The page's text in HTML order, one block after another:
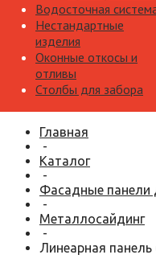
Водосточная
Нестандартные
изделия
Оконные откосы и
отливы
Столбы для забора
Главная
-
Каталог
-
Фасадные панели
-
Металлосайдинг
-
Линеарная